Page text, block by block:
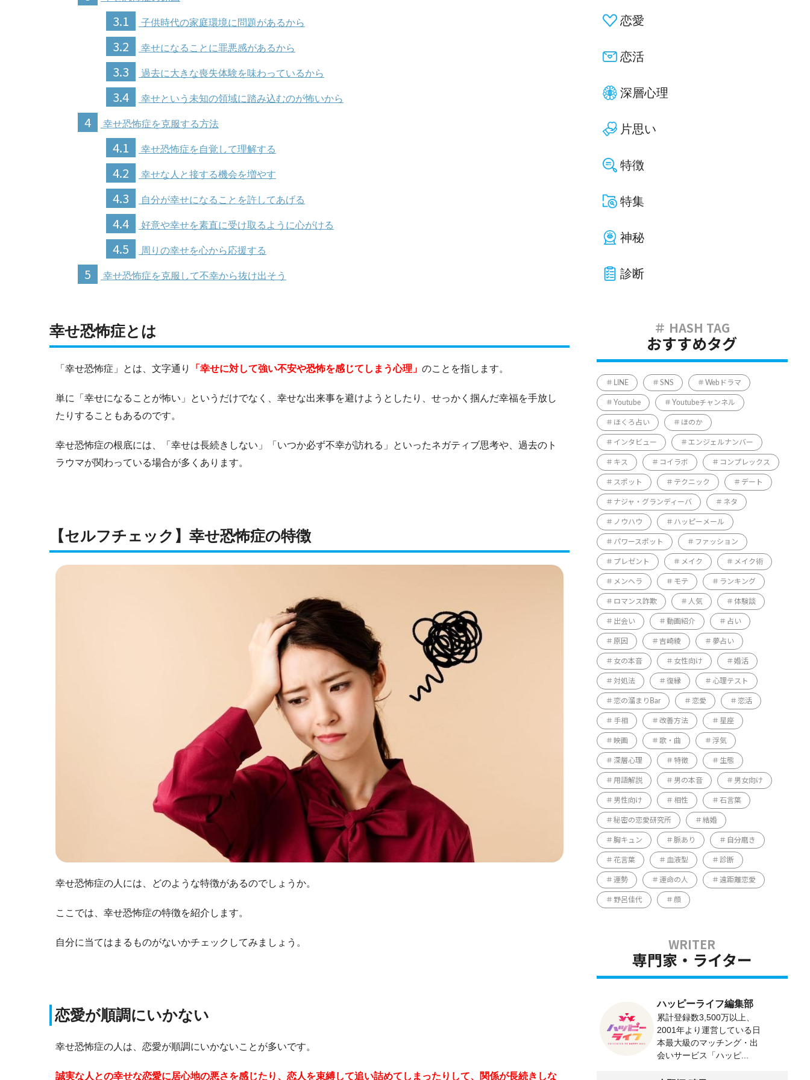
3.1 子供時代の家庭環境に問題があるから
3.2 幸せになることに罪悪感があるから
3.3 過去に大きな喪失体験を味わっているから
3.4 幸せという未知の領域に踏み込むのが怖いから
4 幸せ恐怖症を克服する方法
4.1 幸せ恐怖症を自覚して理解する
4.2 幸せな人と接する機会を増やす
4.3 自分が幸せになることを許してあげる
4.4 好意や幸せを素直に受け取るように心がける
4.5 周りの幸せを心から応援する
5 幸せ恐怖症を克服して不幸から抜け出そう
幸せ恐怖症とは
「幸せ恐怖症」とは、文字通り 「幸せに対して強い不安や恐怖を感じてしまう心理」 のことを指します。
単に「幸せになることが怖い」というだけでなく、幸せな出来事を避けようとしたり、せっかく掴んだ幸福を手放し
たりすることもあるのです。
幸せ恐怖症の根底には、「幸せは長続きしない」「いつか必ず不幸が訪れる」といったネガティブ思考や、過去のト
ラウマが関わっている場合が多くあります。
【セルフチェック】幸せ恐怖症の特徴
幸せ恐怖症の人には、どのような特徴があるのでしょうか。
ここでは、幸せ恐怖症の特徴を紹介します。
自分に当てはまるものがないかチェックしてみましょう。
恋愛が順調にいかない
幸せ恐怖症の人は、恋愛が順調にいかないことが多いです。
誠実な人との幸せな恋愛に居心地の悪さを感じたり、恋人を束縛して追い詰めてしまったりして、関係が長続きしな
恋愛
恋活
深層心理
片思い
特徴
特集
神秘
診断
おすすめタグ
LINE SNS Webドラマ
Youtube Youtubeチャンネル
ほくろ占い ほのか
インタビュー エンジェルナンバー
キス コイラボ コンプレックス
スポット テクニック デート
ナジャ・グランディーバ ネタ
ノウハウ ハッピーメール
パワースポット ファッション
プレゼント メイク メイク術
メンヘラ モテ ランキング
ロマンス詐欺 人気 体験談
出会い 動画紹介 占い
原因 吉崎綾 夢占い
女の本音 女性向け 婚活
対処法 復縁 心理テスト
恋の溜まりBar 恋愛 恋活
手相 改善方法 星座
映画 歌・曲 浮気
深層心理 特徴 生態
用語解説 男の本音 男女向け
男性向け 相性 石言葉
秘密の恋愛研究所 結婚
胸キュン 脈あり 自分磨き
花言葉 血液型 診断
運勢 運命の人 遠距離恋愛
野呂佳代 顔
専門家・ライター
ハッピーライフ編集部
累計登録数3,500万以上、
2001年より運営している日
本最大級のマッチング・出
会いサービス「ハッピ...